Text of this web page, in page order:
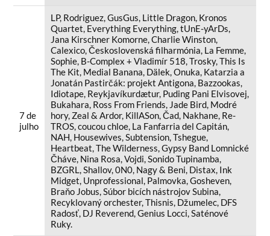
7 de
julho
LP, Rodriguez, GusGus, Little Dragon, Kronos
Quartet, Everything Everything, tUnE-yArDs,
Jana Kirschner Komorne, Charlie Winston,
Calexico, Československá filharmónia, La Femme,
Sophie, B-Complex + Vladimír 518, Trosky, This Is
The Kit, Medial Banana, Dälek, Onuka, Katarzia a
Jonatán Pastirčák: projekt Antigona, Bazzookas,
Idiotape, Reykjavíkurdætur, Puding Pani Elvisovej,
Bukahara, Ross From Friends, Jade Bird, Modré
hory, Zeal & Ardor, KillASon, Čad, Nakhane, Re-
TROS, coucou chloe, La Fanfarria del Capitán,
NAH, Housewives, Subtension, Tshegue,
Heartbeat, The Wilderness, Gypsy Band Lomnické
Čháve, Nina Rosa, Vojdi, Sonido Tupinamba,
BZGRL, Shallov, 0N0, Nagy & Beni, Distax, Ink
Midget, Unprofessional, Palmovka, Gosheven,
Braňo Jobus, Súbor bicích nástrojov Subina,
Recyklovaný orchester, Thisnis, Džumelec, DFS
Radosť, DJ Reverend, Genius Locci, Saténové
Ruky.